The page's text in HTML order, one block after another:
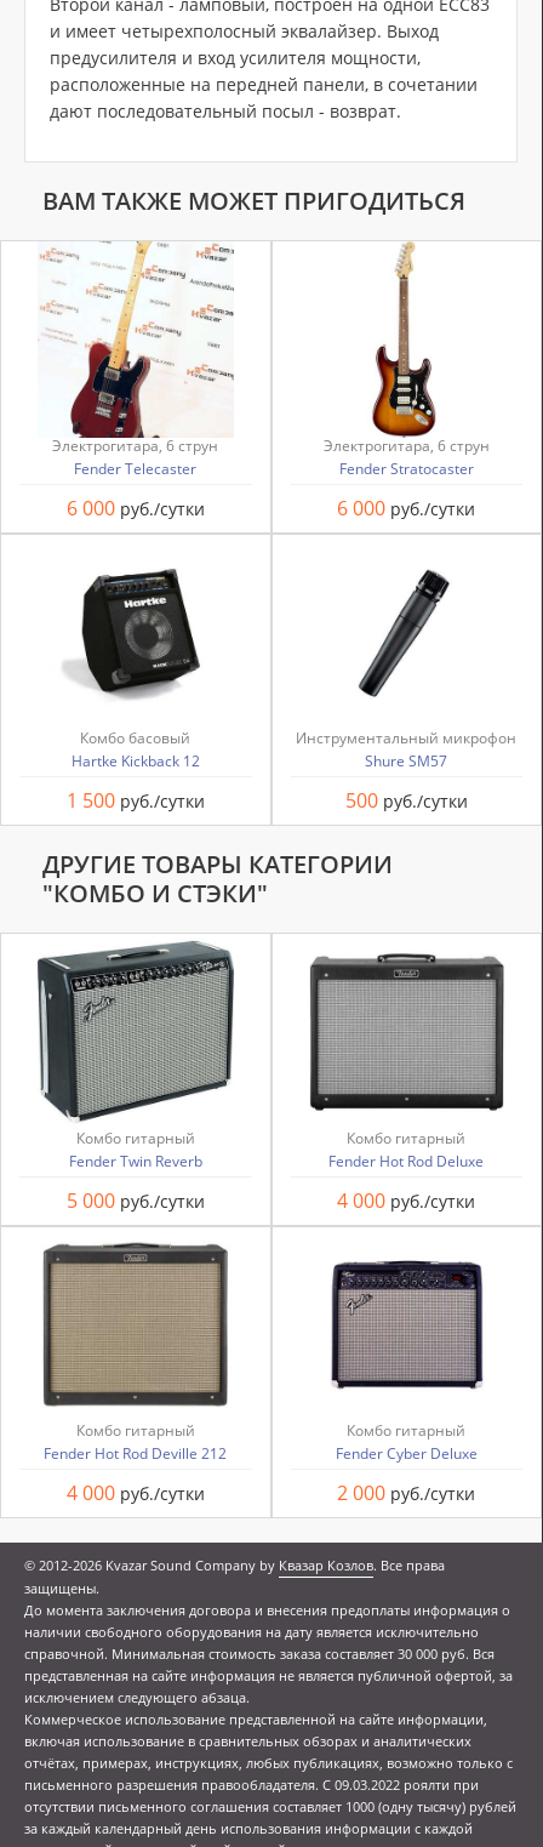
и имеет четырехполосный эквалайзер. Выход
предусилителя и вход усилителя мощности,
расположенные на передней панели, в сочетании
дают последовательный посыл - возврат.
ВАМ ТАКЖЕ МОЖЕТ ПРИГОДИТЬСЯ
Электрогитара, 6 струн
Fender Telecaster
6 000 руб./сутки
Электрогитара, 6 струн
Fender Stratocaster
6 000 руб./сутки
Комбо басовый
Hartke Kickback 12
1 500 руб./сутки
Инструментальный микрофон
Shure SM57
500 руб./сутки
ДРУГИЕ ТОВАРЫ КАТЕГОРИИ
"КОМБО И СТЭКИ"
Комбо гитарный
Fender Twin Reverb
5 000 руб./сутки
Комбо гитарный
Fender Hot Rod Deluxe
4 000 руб./сутки
Комбо гитарный
Fender Hot Rod Deville 212
4 000 руб./сутки
Комбо гитарный
Fender Cyber Deluxe
2 000 руб./сутки
© 2012-2026 Kvazar Sound Company by Квазар Козлов. Все права
защищены.
До момента заключения договора и внесения предоплаты информация о
наличии свободного оборудования на дату является исключительно
справочной. Минимальная стоимость заказа составляет 30 000 руб. Вся
представленная на сайте информация не является публичной офертой, за
исключением следующего абзаца.
Коммерческое использование представленной на сайте информации,
включая использование в сравнительных обзорах и аналитических
отчётах, примерах, инструкциях, любых публикациях, возможно только с
письменного разрешения правообладателя. С 09.03.2022 роялти при
отсутствии письменного соглашения составляет 1000 (одну тысячу) рублей
за каждый календарный день использования информации с каждой